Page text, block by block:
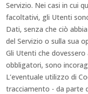
Servizio. Nei casi in cui
facoltativi, gli Utenti
Dati, senza che ciò
del Servizio o sulla sua
Gli Utenti che
obbligatori, sono
L’eventuale utilizzo di
tracciamento - da parte